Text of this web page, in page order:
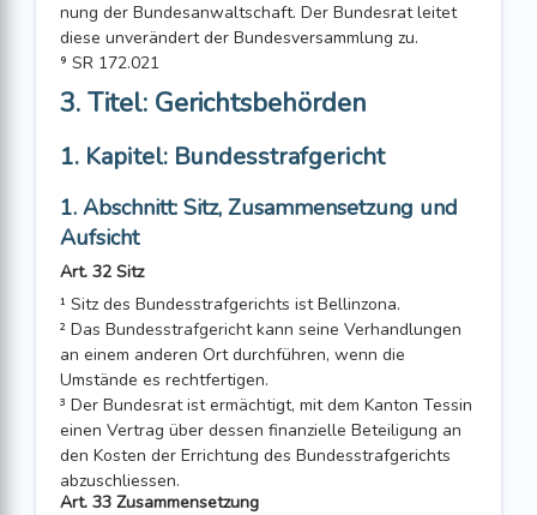
nung der Bundesanwaltschaft. Der Bundesrat leitet
diese unverändert der Bundes­versammlung zu.
⁹ SR 172.021
3. Titel: Gerichtsbehörden
1. Kapitel: Bundesstrafgericht
1. Abschnitt: Sitz, Zusammensetzung und
Aufsicht
Art. 32 Sitz
¹ Sitz des Bundesstrafgerichts ist Bellinzona.
² Das Bundesstrafgericht kann seine Verhandlungen
an einem anderen Ort durchfüh­ren, wenn die
Umstände es rechtfertigen.
³ Der Bundesrat ist ermächtigt, mit dem Kanton Tessin
einen Vertrag über dessen finanzielle Beteiligung an
den Kosten der Errichtung des Bundesstrafgerichts
abzu­schliessen.
Art. 33 Zusammensetzung